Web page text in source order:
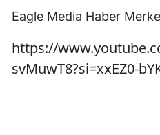
Eagle Media Haber
https://
svMuwT8?si=xxEZ0-